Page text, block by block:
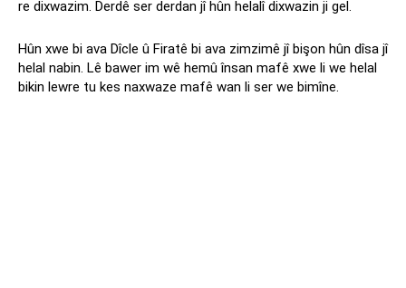
re dixwazim. Derdê ser derdan jî hûn helalî dixwazin ji gel.
Hûn xwe bi ava Dîcle û Firatê bi ava zimzimê jî bişon hûn dîsa jî
helal nabin. Lê bawer im wê hemû însan mafê xwe li we helal
bikin lewre tu kes naxwaze mafê wan li ser we bimîne.